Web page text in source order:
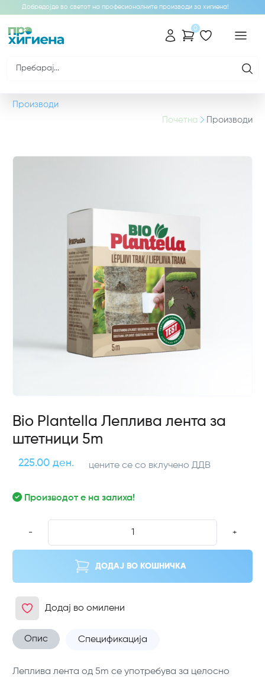
Добредојде во светот на професионалните производи за хигиена!
0
Производи
Почетна
Производи
Bio Plantella Леплива лента за
штетници 5m
225.00 ден. цените се со вклучено ДДВ
Производот е на залиха!
- +
ДОДАЈ ВО КОШНИЧКА
Додај во омилени
Опис Спецификација
Леплива лента од 5m се употребува за целосно